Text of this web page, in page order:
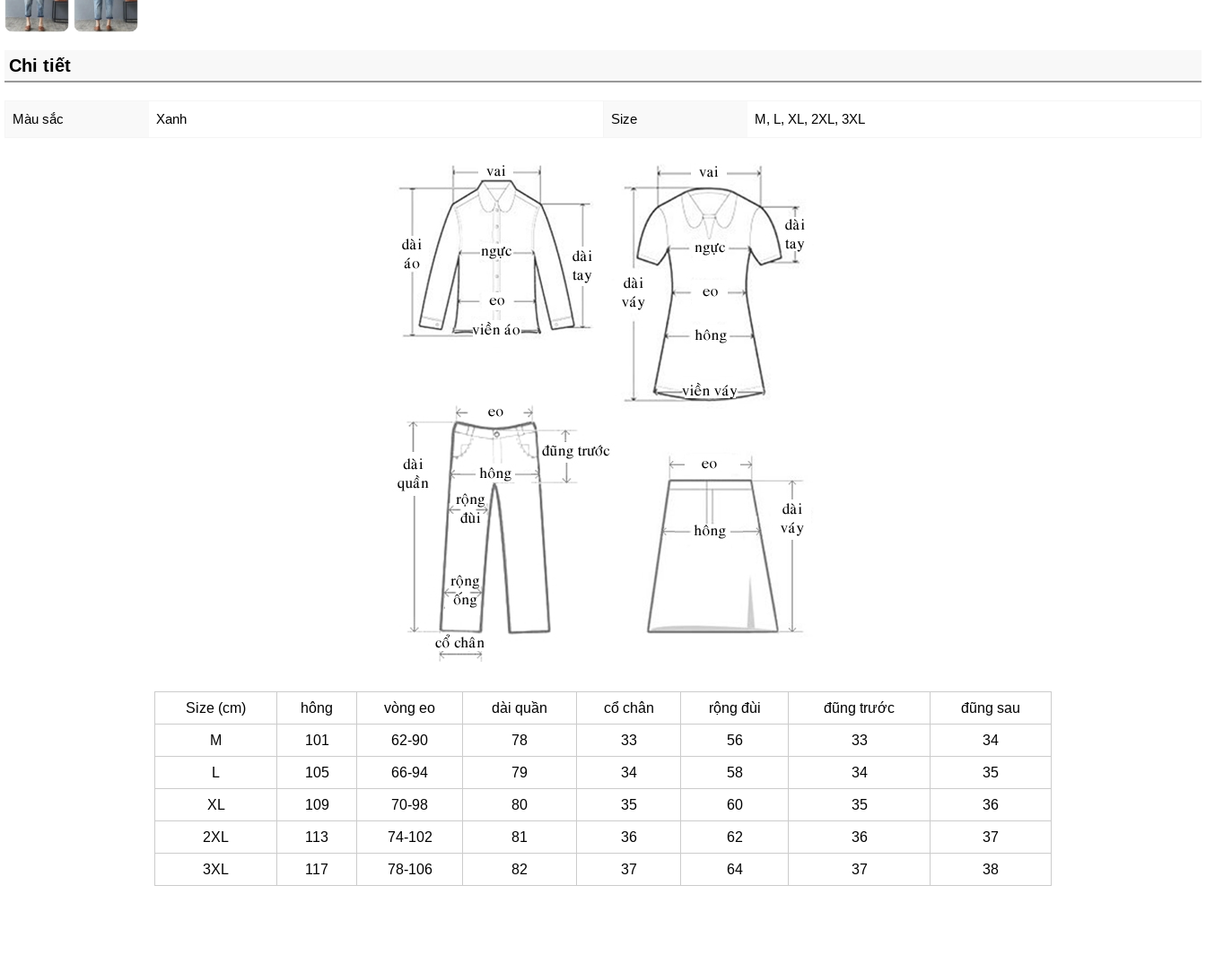
Chi tiết
Màu sắc Xanh Size M, L, XL, 2XL, 3XL
Size (cm) hông vòng eo dài quần cổ chân rộng đùi đũng trước đũng sau
M 101 62-90 78 33 56 33 34
L 105 66-94 79 34 58 34 35
XL 109 70-98 80 35 60 35 36
2XL 113 74-102 81 36 62 36 37
3XL 117 78-106 82 37 64 37 38